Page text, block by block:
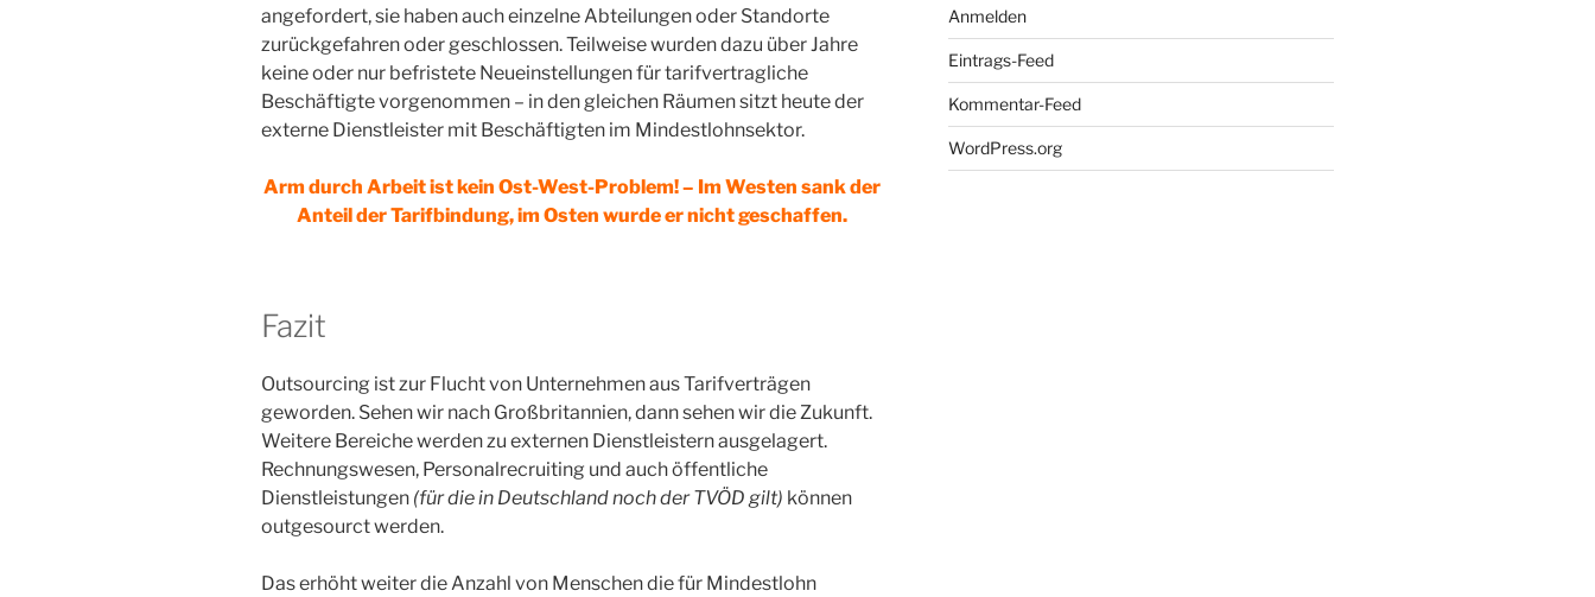
angefordert, sie haben auch einzelne Abteilungen oder Standorte
zurückgefahren oder geschlossen. Teilweise wurden dazu über Jahre
keine oder nur befristete Neueinstellungen für tarifvertragliche
Beschäftigte vorgenommen – in den gleichen Räumen sitzt heute der
externe Dienstleister mit Beschäftigten im Mindestlohnsektor.
Arm durch Arbeit ist kein Ost-West-Problem! – Im Westen sank der
Anteil der Tarifbindung, im Osten wurde er nicht geschaffen.
Fazit
Outsourcing ist zur Flucht von Unternehmen aus Tarifverträgen
geworden. Sehen wir nach Großbritannien, dann sehen wir die Zukunft.
Weitere Bereiche werden zu externen Dienstleistern ausgelagert.
Rechnungswesen, Personalrecruiting und auch öffentliche
Dienstleistungen (für die in Deutschland noch der TVÖD gilt) können
outgesourct werden.
Das erhöht weiter die Anzahl von Menschen die für Mindestlohn
Anmelden
Eintrags-Feed
Kommentar-Feed
WordPress.org